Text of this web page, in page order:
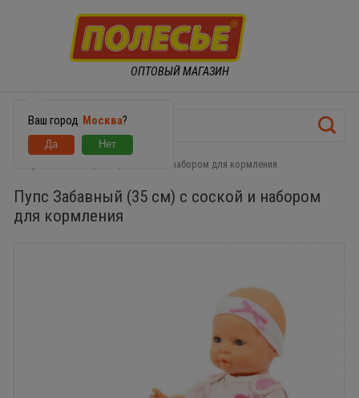
ОПТОВЫЙ МАГАЗИН
Ваш город Москва?
Пупс Забавный (35 см) с соской и набором для кормления
Пупс Забавный (35 см) с соской и набором
для кормления